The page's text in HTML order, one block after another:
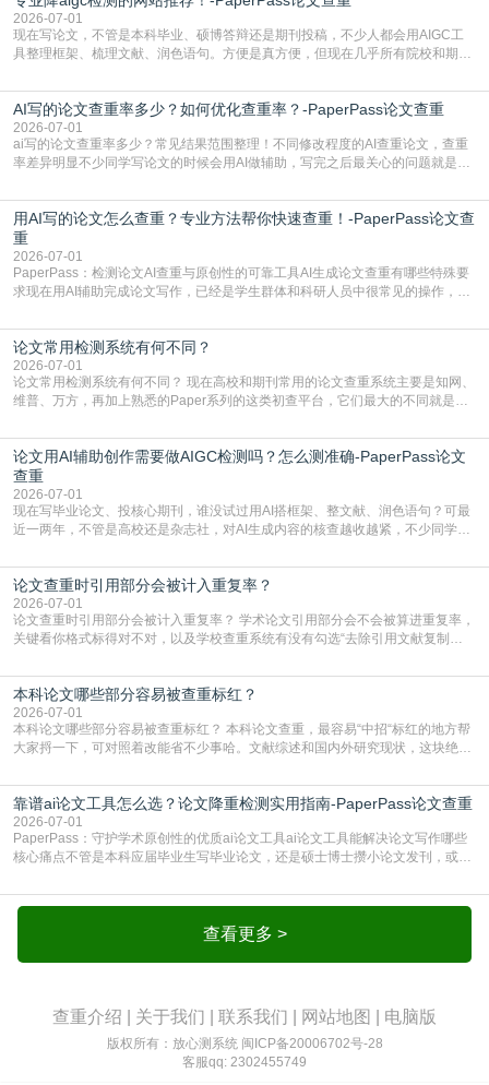
有的高频公共表述，甚至直接拼接已经公开
2026-07-01
现在写论文，不管是本科毕业、硕博答辩还是期刊投稿，不少人都会用AIGC工
具整理框架、梳理文献、润色语句。方便是真方便，但现在几乎所有院校和期刊
五遍还是过不了预检测的大有人在，这时候，找到靠谱的降AIGC检测率的网
站，就能少走好多弯路。PaperPass：守护学术原创性的智能伙伴AIGC生成内
容的学术合规痛点去年帮一个本科师弟改
AI写的论文查重率多少？如何优化查重率？-PaperPass论文查重
2026-07-01
ai写的论文查重率多少？常见结果范围整理！不同修改程度的AI查重论文，查重
率差异明显不少同学写论文的时候会用AI做辅助，写完之后最关心的问题就是ai
实际情况和大家想的不太一样。AI训练依赖海量公开学术文献、网络内容，生成
内容本质是按照语义概率拼接已有内容，很容易和已发布的作品撞重复，甚至会
直接引用整段已有内容，所以查重率偏高是
用AI写的论文怎么查重？专业方法帮你快速查重！-PaperPass论文查
重
2026-07-01
PaperPass：检测论文AI查重与原创性的可靠工具AI生成论文查重有哪些特殊要
求现在用AI辅助完成论文写作，已经是学生群体和科研人员中很常见的操作，不
但很多人忽略了，AI生成的内容天生带有重复风险——训练AI的数据集本身就包
含大量已公开的学术内容、网络原创内容，AI输出内容时很容易无意识拼接出重
复片
论文常用检测系统有何不同？
2026-07-01
论文常用检测系统有何不同？ 现在高校和期刊常用的论文查重系统主要是知网、
维普、万方，再加上熟悉的Paper系列的这类初查平台，它们最大的不同就是数
查数值误导。知网（CNKI）是学校定稿检测的绝对主流。本科用PMLC，含大学
生联合比对库，能比历届学长论文，硕博用VIP/TMLC，含学术论文联合比对
库，期刊投稿用AMLMC/SML
论文用AI辅助创作需要做AIGC检测吗？怎么测准确-PaperPass论文
查重
2026-07-01
现在写毕业论文、投核心期刊，谁没试过用AI搭框架、整文献、润色语句？可最
近一两年，不管是高校还是杂志社，对AI生成内容的核查越收越紧，不少同学投
真的太亏。提前做AIGC检测，已经成了很多过来人交稿前必做的一步。为什么
AIGC检测成了论文答辩投稿前的必备项？可能还有不少人觉得，我就用AI搭了个
框架，内容都是自己写的，至于做AIG
论文查重时引用部分会被计入重复率？
2026-07-01
论文查重时引用部分会被计入重复率？ 学术论文引用部分会不会被算进重复率，
关键看你格式标得对不对，以及学校查重系统有没有勾选“去除引用文献复制
独占一行，每条文献用[1][2]方括号编号、与正文一一对应，著录项符合GB/T
7714（作者、题名、刊名、年、卷期、页码齐全，标点用半角）；查重系统识别
成功后通常把这段标为引用，
本科论文哪些部分容易被查重标红？
2026-07-01
本科论文哪些部分容易被查重标红？ 本科论文查重，最容易“中招“标红的地方帮
大家捋一下，可对照着改能省不少事哈。文献综述和国内外研究现状，这块绝对
乎一模一样的话，你要是直接复制百度百科、教材或别人写好的综述段落，系统
一抓一个准，整段飘红。研究背景、意义和方法描述也是不可避免，比如“本文采
用问卷调查法““运用SPSS软件进行数据分
靠谱ai论文工具怎么选？论文降重检测实用指南-PaperPass论文查重
2026-07-01
PaperPass：守护学术原创性的优质ai论文工具ai论文工具能解决论文写作哪些
核心痛点不管是本科应届毕业生写毕业论文，还是硕士博士攒小论文发刊，或是
自己逐句读逐句改，熬好几个大夜不说，还经常改不到点上，交上去才发现重复
率超标，再返工太折腾。现在有了成熟的ai论文工具，这些痛点基本都能高效解
决。靠谱的ai论文工具，不止能帮你梳查看更多 >
查重介绍 关于我们 联系我们 网站地图 电脑版
版权所有：放心测系统 闽ICP备20006702号-28
客服qq: 2302455749